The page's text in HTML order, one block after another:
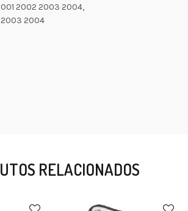
2002 2003 2004,
2003 2004
RELACIONADOS